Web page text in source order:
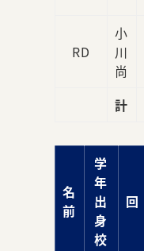
RD
小
川
尚
計
名
前
学
年
出
身
校
回